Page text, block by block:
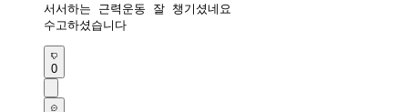
서서하는 근력운동 잘 챙기셨네요
수고하셨습니다
0